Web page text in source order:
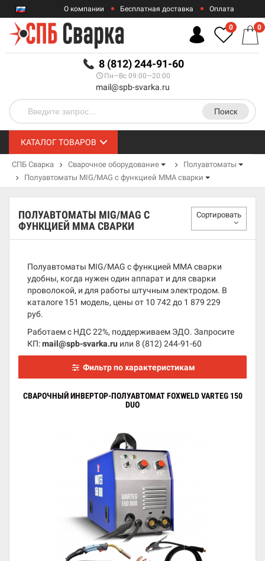
RUB
О компании Бесплатная доставка Оплата
Гарантии
8 (812) 244-91-60
Пн—Вс 09:00—20:00
mail@spb-svarka.ru
Поиск
0 0
КАТАЛОГ ТОВАРОВ
СПБ Сварка Сварочное оборудование
Полуавтоматы
Полуавтоматы MIG/MAG с функцией MMA сварки
ПОЛУАВТОМАТЫ MIG/MAG С
ФУНКЦИЕЙ MMA СВАРКИ
Сортировать
Полуавтоматы MIG/MAG с функцией MMA сварки
удобны, когда нужен один аппарат и для сварки
проволокой, и для работы штучным электродом. В
каталоге 151 модель, цены от 10 742 до 1 879 229
руб.
Работаем с НДС 22%, поддерживаем ЭДО. Запросите
КП:mail@spb-svarka.ru или 8 (812) 244-91-60
Фильтр по характеристикам
СВАРОЧНЫЙ ИНВЕРТОР-ПОЛУАВТОМАТ FOXWELD VARTEG 150
DUO